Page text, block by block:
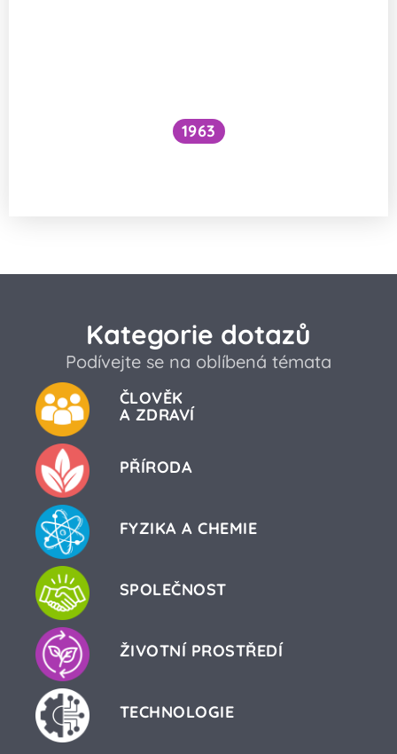
1963
Kategorie dotazů
Podívejte se na oblíbená témata
ČLOVĚK
A ZDRAVÍ
PŘÍRODA
FYZIKA A CHEMIE
SPOLEČNOST
ŽIVOTNÍ PROSTŘEDÍ
TECHNOLOGIE